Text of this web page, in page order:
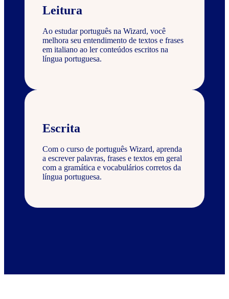
Leitura
Ao estudar português na Wizard, você
melhora seu entendimento de textos e frases
em italiano ao ler conteúdos escritos na
língua portuguesa.
Escrita
Com o curso de português Wizard, aprenda
a escrever palavras, frases e textos em geral
com a gramática e vocabulários corretos da
língua portuguesa.